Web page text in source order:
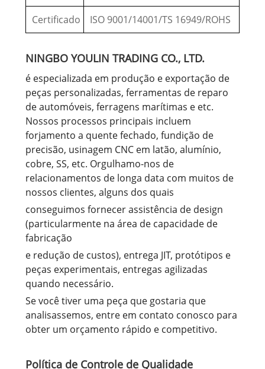
Certificado ISO 9001/14001/TS 16949/ROHS
NINGBO YOULIN TRADING CO., LTD.
é especializada em produção e exportação de
peças personalizadas, ferramentas de reparo
de automóveis, ferragens marítimas e etc.
Nossos processos principais incluem
forjamento a quente fechado, fundição de
precisão, usinagem CNC em latão, alumínio,
cobre, SS, etc. Orgulhamo-nos de
relacionamentos de longa data com muitos de
nossos clientes, alguns dos quais
conseguimos fornecer assistência de design
(particularmente na área de capacidade de
fabricação
e redução de custos), entrega JIT, protótipos e
peças experimentais, entregas agilizadas
quando necessário.
Se você tiver uma peça que gostaria que
analisassemos, entre em contato conosco para
obter um orçamento rápido e competitivo.
Política de Controle de Qualidade